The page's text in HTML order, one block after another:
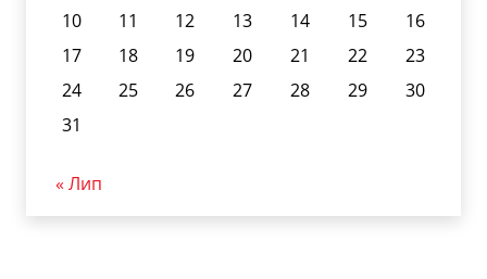
10
11 12 13 14 15
16
17
18 19 20 21 22
23
24
25 26 27 28 29
30
31
« Лип